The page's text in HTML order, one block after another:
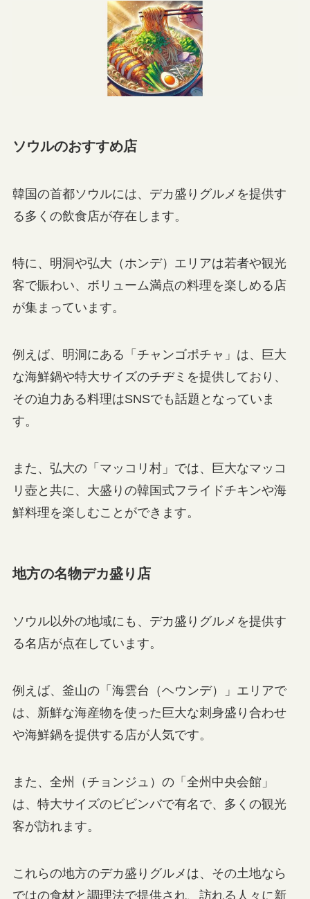
ソウルのおすすめ店
韓国の首都ソウルには、デカ盛りグルメを提供す
る多くの飲食店が存在します。
特に、明洞や弘大（ホンデ）エリアは若者や観光
客で賑わい、ボリューム満点の料理を楽しめる店
が集まっています。
例えば、明洞にある「チャンゴポチャ」は、巨大
な海鮮鍋や特大サイズのチヂミを提供しており、
その迫力ある料理はSNSでも話題となっていま
す。
また、弘大の「マッコリ村」では、巨大なマッコ
リ壺と共に、大盛りの韓国式フライドチキンや海
鮮料理を楽しむことができます。
地方の名物デカ盛り店
ソウル以外の地域にも、デカ盛りグルメを提供す
る名店が点在しています。
例えば、釜山の「海雲台（ヘウンデ）」エリアで
は、新鮮な海産物を使った巨大な刺身盛り合わせ
や海鮮鍋を提供する店が人気です。
また、全州（チョンジュ）の「全州中央会館」
は、特大サイズのビビンバで有名で、多くの観光
客が訪れます。
これらの地方のデカ盛りグルメは、その土地なら
ではの食材と調理法で提供され、訪れる人々に新